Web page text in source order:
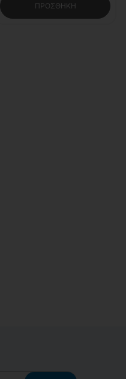
ΠΡΟΣΘΉΚΗ